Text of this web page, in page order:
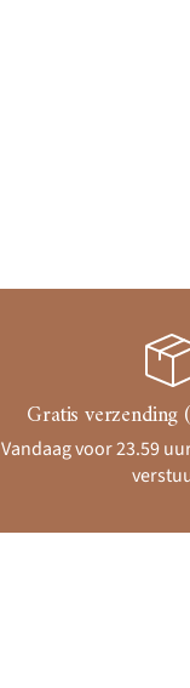
Gratis verzending
Vandaag voor 23.59